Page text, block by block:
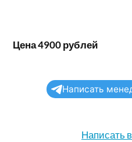
Цена 4900 рублей
Написать
Написать